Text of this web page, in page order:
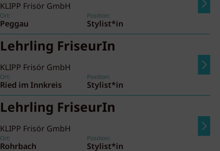
KLIPP Frisör GmbH
Ort:
Peggau
Position:
Stylist*in
Lehrling FriseurIn
KLIPP Frisör GmbH
Ort:
Ried im Innkreis
Position:
Stylist*in
Lehrling FriseurIn
KLIPP Frisör GmbH
Ort:
Rohrbach
Position:
Stylist*in